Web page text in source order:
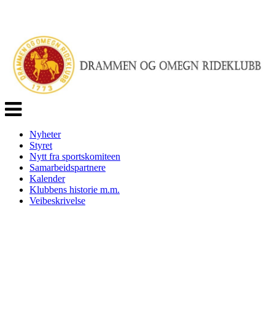
Veksle
navigasjon
Nyheter
Styret
Nytt fra sportskomiteen
Samarbeidspartnere
Kalender
Klubbens historie m.m.
Veibeskrivelse